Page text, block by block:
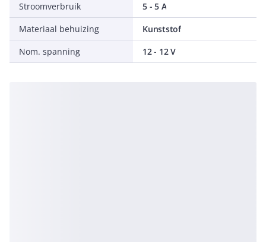
Stroomverbruik
5 - 5 A
Materiaal behuizing
Kunststof
Nom. spanning
12 - 12 V